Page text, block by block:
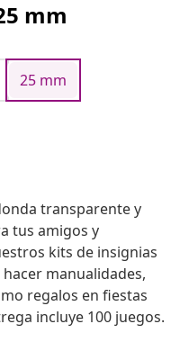
mm
25 mm
transparente y
tus amigos y
kits de insignias
manualidades,
regalos en fiestas
incluye 100 juegos.